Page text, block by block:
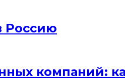
Россию
компаний: